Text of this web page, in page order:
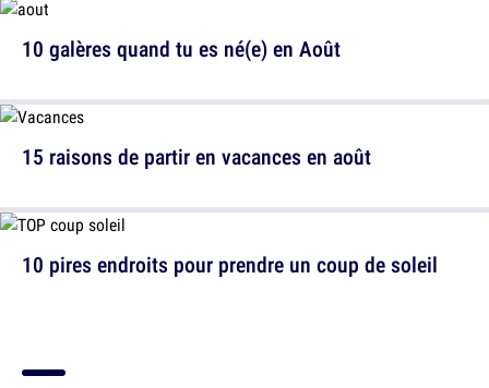
15 raisons de partir en vacances en août
10 galères quand tu es né(e) en Août
10 pires endroits pour prendre un coup de soleil